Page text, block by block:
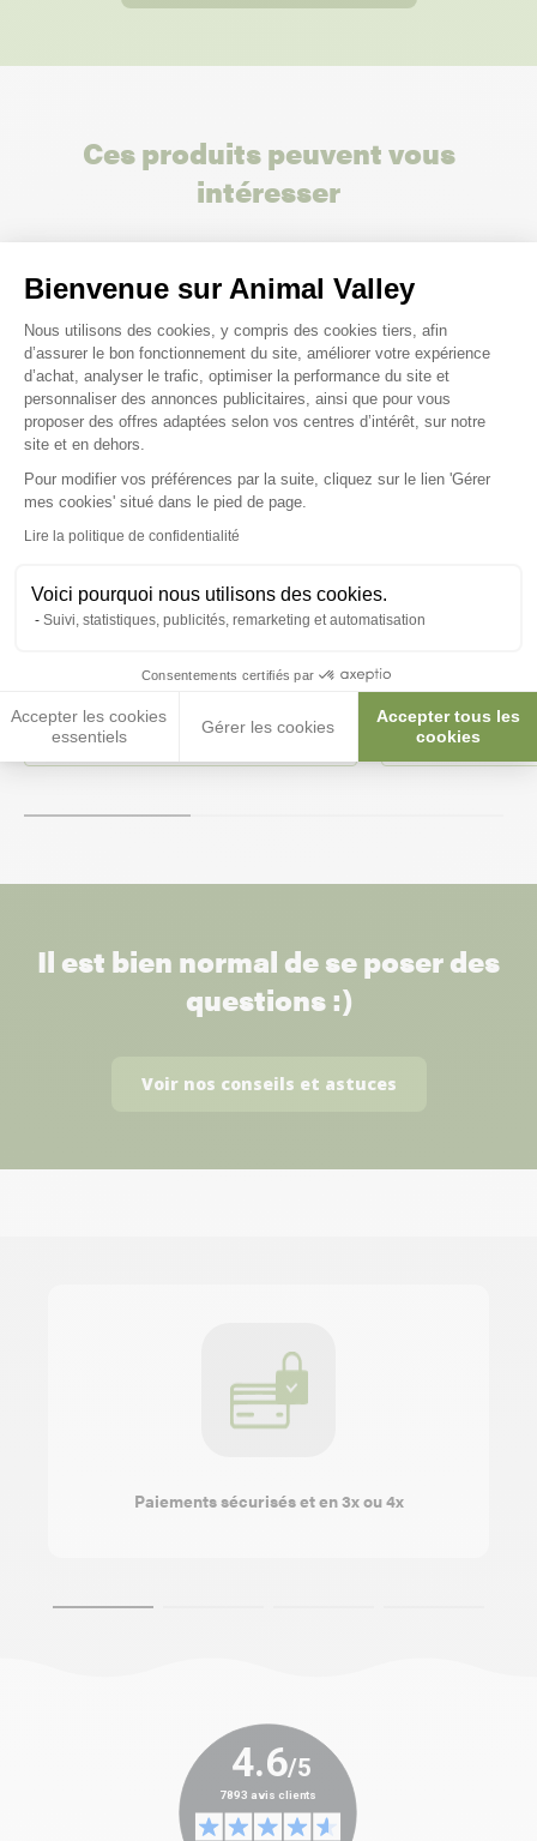
Bienvenue sur Animal Valley
Plateforme de Gestion du
Nous utilisons des cookies, y compris des cookies tiers, afin
d’assurer le bon fonctionnement du site, améliorer votre expérience
d’achat, analyser le trafic, optimiser la performance du site et
personnaliser des annonces publicitaires, ainsi que pour vous
proposer des offres adaptées selon vos centres d’intérêt, sur notre
site et en dehors.
Pour modifier vos préférences par la suite, cliquez sur le lien 'Gérer
mes cookies' situé dans le pied de page.
Lire la politique de confidentialité
Voici pourquoi nous utilisons des cookies.
Suivi, statistiques, publicités, remarketing et automatisation
Consentements certifiés par
Accepter les cookies
essentiels
Gérer les cookies
Accepter tous les
cookies
Axeptio consent
Ces produits peuvent vous
intéresser
5,40 €21,60 €/L 5,40 €21,60 €/L
Il est bien normal de se poser des
questions :)
Voir nos conseils et astuces
Paiements sécurisés et en 3x ou 4x